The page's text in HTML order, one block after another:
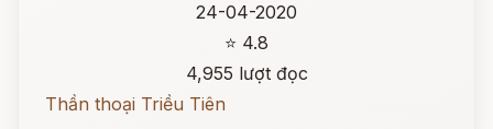
24-04-2020
⭐ 4.8
4,955 lượt đọc
Thần thoại Triều Tiên